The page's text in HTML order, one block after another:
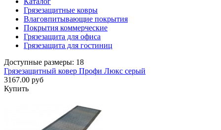
Грязезащитные ковры
Влаговпитывающие покрытия
Покрытия коммерческие
Грязезащита для офиса
Грязезащита для гостиниц
Доступные размеры: 18
Грязезащитный ковер Профи Люкс серый
3167.00 руб
Купить